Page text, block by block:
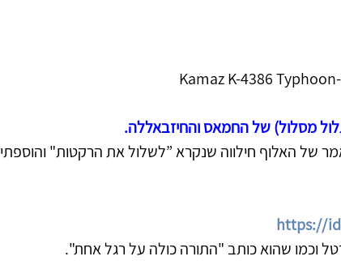
Kamaz K-4386
מסלול) של החמאס והחיזבאללה.
של האלוף חילווה שנקרא ”לשלול את הרקטות" והוספתי
https://
וכמו שהוא כותב "התורה כולה על רגל אחת".